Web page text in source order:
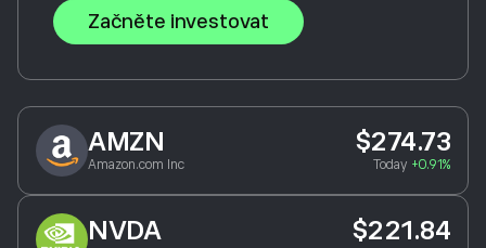
Začněte investovat
AMZN
Amazon.com Inc
$274.73
Today +0.91%
NVDA $221.84